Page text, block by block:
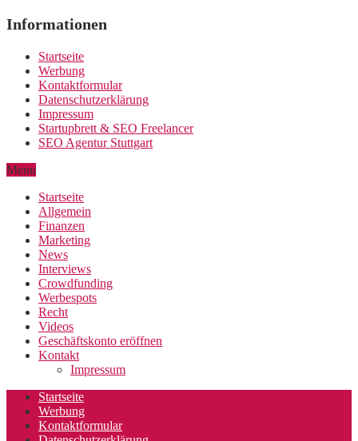
Informationen
Startseite
Werbung
Kontaktformular
Datenschutzerklärung
Impressum
Startupbrett & SEO Freelancer
SEO Agentur Stuttgart
Menu
Startseite
Allgemein
Finanzen
Marketing
News
Interviews
Crowdfunding
Werbespots
Recht
Videos
Geschäftskonto eröffnen
Kontakt
Impressum
Startseite
Werbung
Kontaktformular